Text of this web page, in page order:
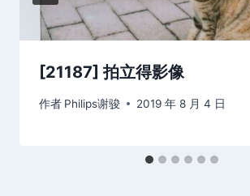
[21187] 拍立得影像
作者 Philips谢骏 2019 年 8 月 4 日